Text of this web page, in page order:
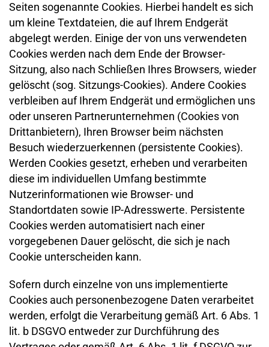
Seiten sogenannte Cookies. Hierbei handelt es sich
um kleine Textdateien, die auf Ihrem Endgerät
abgelegt werden. Einige der von uns verwendeten
Cookies werden nach dem Ende der Browser-
Sitzung, also nach Schließen Ihres Browsers, wieder
gelöscht (sog. Sitzungs-Cookies). Andere Cookies
verbleiben auf Ihrem Endgerät und ermöglichen uns
oder unseren Partnerunternehmen (Cookies von
Drittanbietern), Ihren Browser beim nächsten
Besuch wiederzuerkennen (persistente Cookies).
Werden Cookies gesetzt, erheben und verarbeiten
diese im individuellen Umfang bestimmte
Nutzerinformationen wie Browser- und
Standortdaten sowie IP-Adresswerte. Persistente
Cookies werden automatisiert nach einer
vorgegebenen Dauer gelöscht, die sich je nach
Cookie unterscheiden kann.
Sofern durch einzelne von uns implementierte
Cookies auch personenbezogene Daten verarbeitet
werden, erfolgt die Verarbeitung gemäß Art. 6 Abs. 1
lit. b DSGVO entweder zur Durchführung des